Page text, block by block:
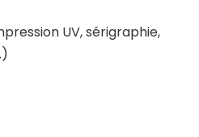
UV, sérigraphie,